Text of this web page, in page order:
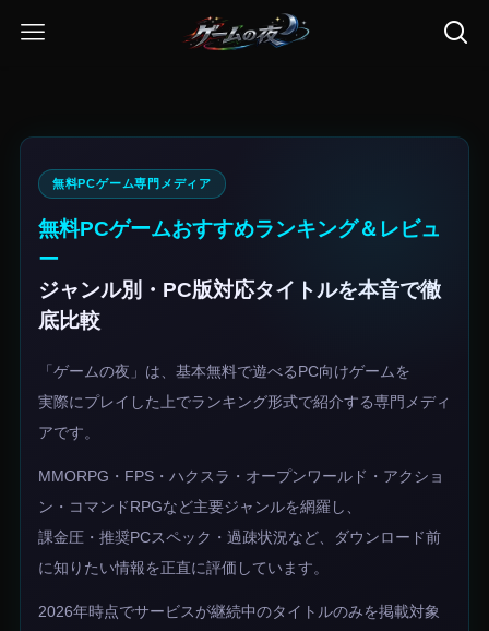
無料PCゲーム専門メディア
無料PCゲームおすすめランキング＆レビュ
ー
ジャンル別・PC版対応タイトルを本音で徹
底比較
「ゲームの夜」は、基本無料で遊べるPC向けゲームを
実際にプレイした上でランキング形式で紹介する専門メディ
アです。
MMORPG・FPS・ハクスラ・オープンワールド・アクショ
ン・コマンドRPGなど主要ジャンルを網羅し、
課金圧・推奨PCスペック・過疎状況など、ダウンロード前
に知りたい情報を正直に評価しています。
2026年時点でサービスが継続中のタイトルのみを掲載対象